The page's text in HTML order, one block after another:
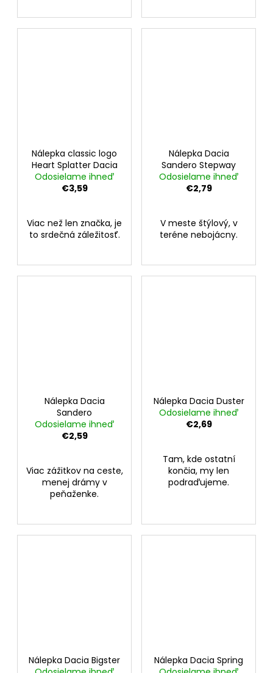
Nálepka classic logo
Heart Splatter Dacia
Odosielame ihneď
€3,59
Viac než len značka, je
to srdečná záležitosť.
Nálepka Dacia
Sandero Stepway
Odosielame ihneď
€2,79
V meste štýlový, v
teréne nebojácny.
Nálepka Dacia
Sandero
Odosielame ihneď
€2,59
Viac zážitkov na ceste,
menej drámy v
peňaženke.
Nálepka Dacia Duster
Odosielame ihneď
€2,69
Tam, kde ostatní
končia, my len
podraďujeme.
Nálepka Dacia Bigster
Nálepka Dacia Spring